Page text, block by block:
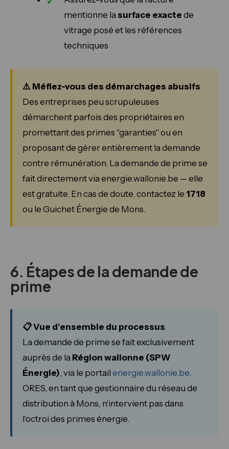
mentionne lasurface exacte de
vitrage posé et les références
techniques
⚠️ Méfiez-vous des démarchages abusifs
Des entreprises peu scrupuleuses
démarchent parfois des propriétaires en
promettant des primes "garanties" ou en
proposant de gérer entièrement la demande
contre rémunération. La demande de prime se
fait directement via energie.wallonie.be — elle
est gratuite. En cas de doute, contactez le 1718
ou le Guichet Énergie de Mons.
6. Étapes de la demande de
prime
📋 Vue d'ensemble du processus
La demande de prime se fait exclusivement
auprès de la Région wallonne (SPW
Énergie), via le portail energie.wallonie.be.
ORES, en tant que gestionnaire du réseau de
distribution à Mons, n'intervient pas dans
l'octroi des primes énergie.